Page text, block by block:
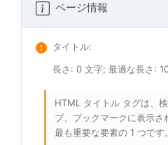
ページ情報
タイトル:
長さ: 0 文字; 最適な長さ:
HTML タイトル タグは、
ブ、ブックマークに表示
最も重要な要素の 1 つです。